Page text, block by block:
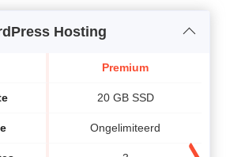
Hosting
Premium
20 GB SSD
Ongelimiteerd